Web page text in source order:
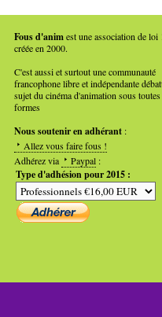
Fous d'animest une association de loi
créée en 2000.
C'est aussi et surtout une communauté
francophone libre et indépendante
sujet du cinéma d'animation sous toutes
formes
Nous soutenir en adhérant :
Allez vous faire fous !
Adhérez via
Paypal :
Type d'adhésion pour 2015 :